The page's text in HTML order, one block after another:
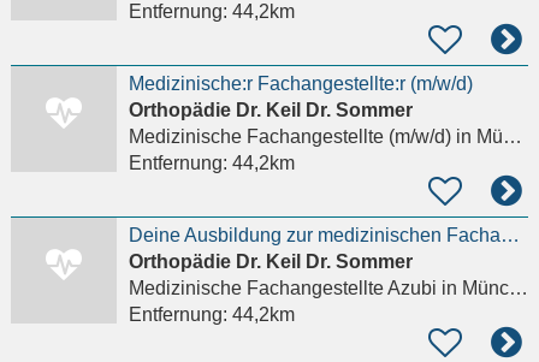
Entfernung: 44,2km
Medizinische:r Fachangestellte:r (m/w/d)
Orthopädie Dr. Keil Dr. Sommer
Medizinische Fachangestellte (m/w/d)in München, Laim
Entfernung: 44,2km
Deine Ausbildung zur medizinischen Fachangestellten / MFA (m/w/d) in der Orthopädie – mitten in
Orthopädie Dr. Keil Dr. Sommer
Medizinische Fachangestellte Azubi in München, Laim
Entfernung: 44,2km